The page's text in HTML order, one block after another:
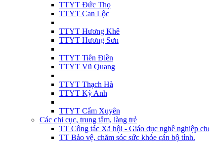
TTYT Đức Thọ
TTYT Can Lộc
TTYT Hương Khê
TTYT Hương Sơn
TTYT Tiên Điền
TTYT Vũ Quang
TTYT Thạch Hà
TTYT Kỳ Anh
TTYT Cẩm Xuyên
Các chi cục, trung tâm, làng trẻ
TT Công tác Xã hội - Giáo dục nghề nghiệp
TT Bảo vệ, chăm sóc sức khỏe cán bộ tỉnh.